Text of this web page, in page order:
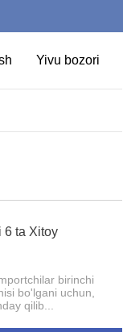
Yivu bozori
6 ta Xitoy
birinchi
bo'lgani uchun,
qilib...